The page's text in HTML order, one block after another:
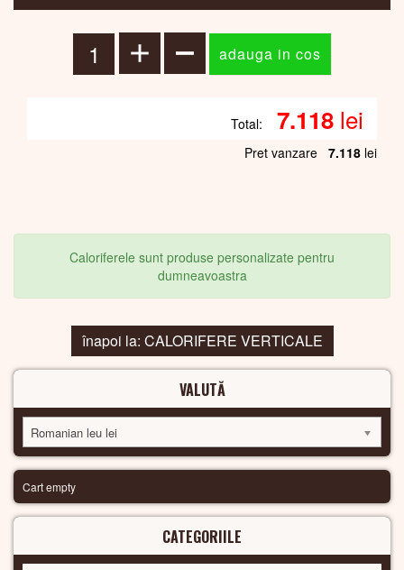
Total: 7.118 lei
Pret vanzare 7.118 lei
Caloriferele sunt produse personalizate pentru
dumneavoastra
înapoi la: CALORIFERE VERTICALE
VALUTĂ
Romanian leu lei
Cart empty
CATEGORIILE